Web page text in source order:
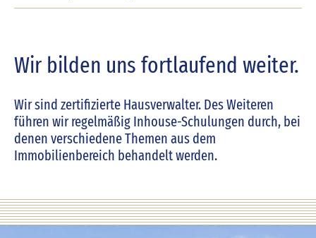
Wir bilden uns fortlaufend weiter.
Wir sind zertifizierte Hausverwalter. Des Weiteren
führen wir regelmäßig Inhouse-Schulungen durch, bei
denen verschiedene Themen aus dem
Immobilienbereich behandelt werden.